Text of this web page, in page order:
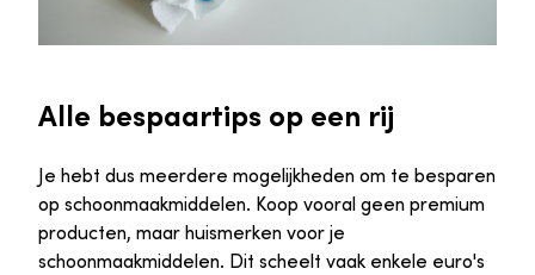
Alle bespaartips op een rij
Je hebt dus meerdere mogelijkheden om te besparen
op schoonmaakmiddelen. Koop vooral geen premium
producten, maar huismerken voor je
schoonmaakmiddelen. Dit scheelt vaak enkele euro's